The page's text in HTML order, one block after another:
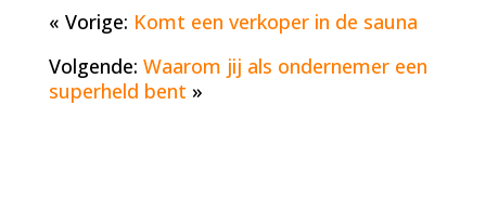
« Vorige: Komt een verkoper in de sauna
Volgende: Waarom jij als ondernemer een
superheld bent »